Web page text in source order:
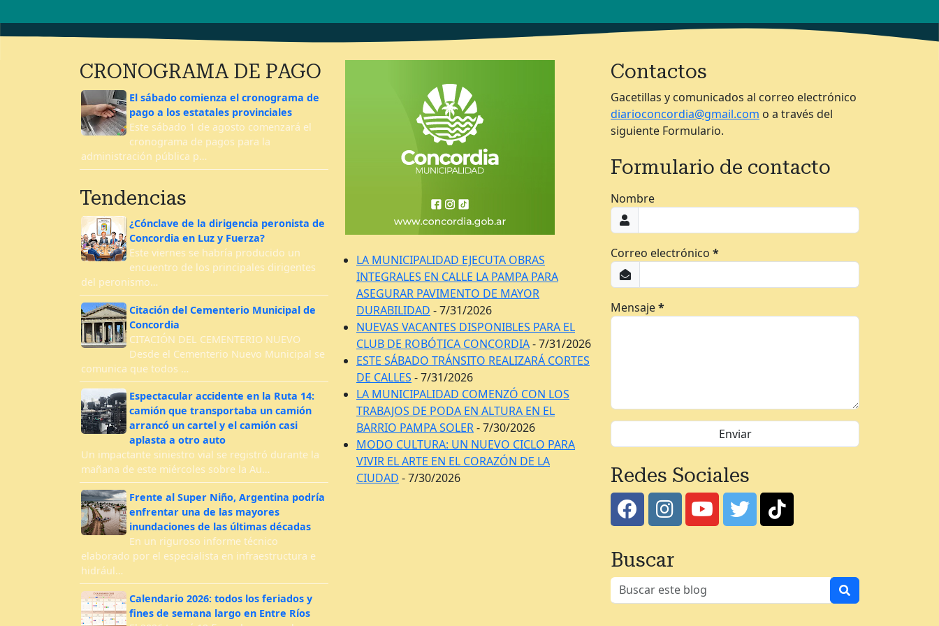
CRONOGRAMA DE PAGO
El sábado comienza el cronograma de
pago a los estatales provinciales
Este sábado 1 de agosto comenzará el
cronograma de pagos para la
administración pública p…
Tendencias
¿Cónclave de la dirigencia peronista de
Concordia en Luz y Fuerza?
Este viernes se habría producido un
encuentro de los principales dirigentes
del peronismo…
Citación del Cementerio Municipal de
Concordia
CITACIÓN DEL CEMENTERIO NUEVO
Desde el Cementerio Nuevo Municipal se
comunica que todos …
Espectacular accidente en la Ruta 14:
camión que transportaba un camión
arrancó un cartel y el camión casi
aplasta a otro auto
Un impactante siniestro vial se registró durante la
mañana de este miércoles sobre la Au…
Frente al Super Niño, Argentina podría
enfrentar una de las mayores
inundaciones de las últimas décadas
En un riguroso informe técnico
elaborado por el especialista en infraestructura e
hidrául…
Calendario 2026: todos los feriados y
fines de semana largo en Entre Ríos
LA MUNICIPALIDAD EJECUTA OBRAS
INTEGRALES EN CALLE LA PAMPA PARA
ASEGURAR PAVIMENTO DE MAYOR
DURABILIDAD - 7/31/2026
NUEVAS VACANTES DISPONIBLES PARA EL
CLUB DE ROBÓTICA CONCORDIA- 7/31/2026
ESTE SÁBADO TRÁNSITO REALIZARÁ CORTES
DE CALLES - 7/31/2026
LA MUNICIPALIDAD COMENZÓ CON LOS
TRABAJOS DE PODA EN ALTURA EN EL
BARRIO PAMPA SOLER- 7/30/2026
MODO CULTURA: UN NUEVO CICLO PARA
VIVIR EL ARTE EN EL CORAZÓN DE LA
CIUDAD - 7/30/2026
Contactos
Gacetillas y comunicados al correo electrónico
diarioconcordia@gmail.com o a través del
siguiente Formulario.
Formulario de contacto
Nombre
Correo electrónico *
Mensaje*
Redes Sociales
Buscar